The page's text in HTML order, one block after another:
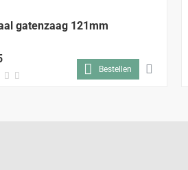
gatenzaag 121mm
Bestellen